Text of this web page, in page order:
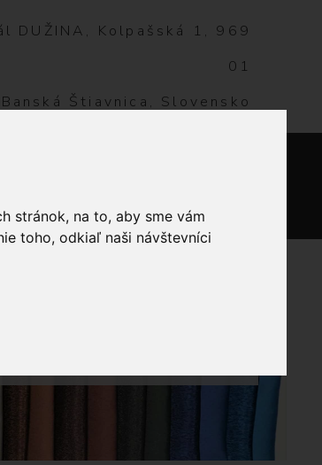
stránok, na to, aby sme vám
toho, odkiaľ naši návštevníci
DUŽINA, Kolpašská 1, 969
01
Banská Štiavnica, Slovensko